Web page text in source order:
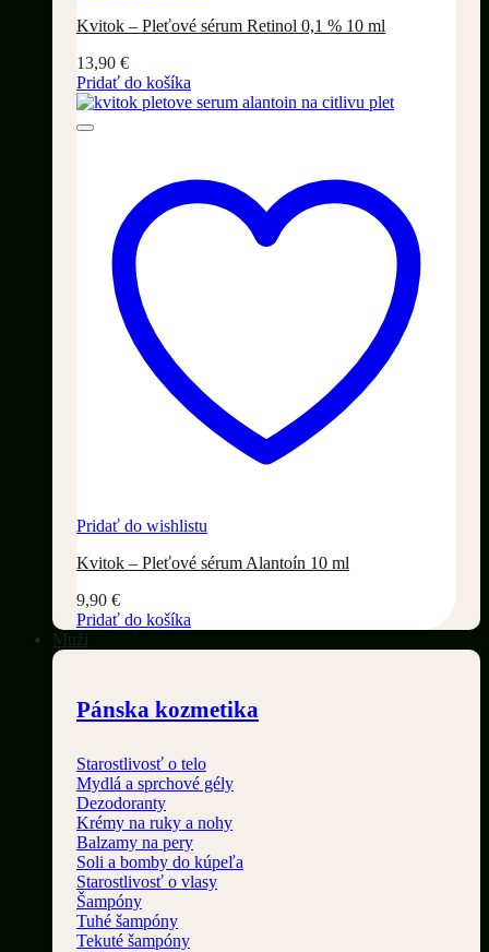
Kvitok – Pleťové sérum Retinol 0,1 % 10 ml
13,90 €
Pridať do košíka
Pridať do wishlistu
Kvitok – Pleťové sérum Alantoín 10 ml
9,90 €
Pridať do košíka
Muži
Pánska kozmetika
Starostlivosť o telo
Mydlá a sprchové gély
Dezodoranty
Krémy na ruky a nohy
Balzamy na pery
Soli a bomby do kúpeľa
Starostlivosť o vlasy
Šampóny
Tuhé šampóny
Tekuté šampóny